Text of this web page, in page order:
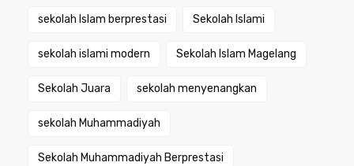
sekolah Islam berprestasi Sekolah Islami
sekolah islami modern Sekolah Islam Magelang
Sekolah Juara sekolah menyenangkan
sekolah Muhammadiyah
Sekolah Muhammadiyah Berprestasi